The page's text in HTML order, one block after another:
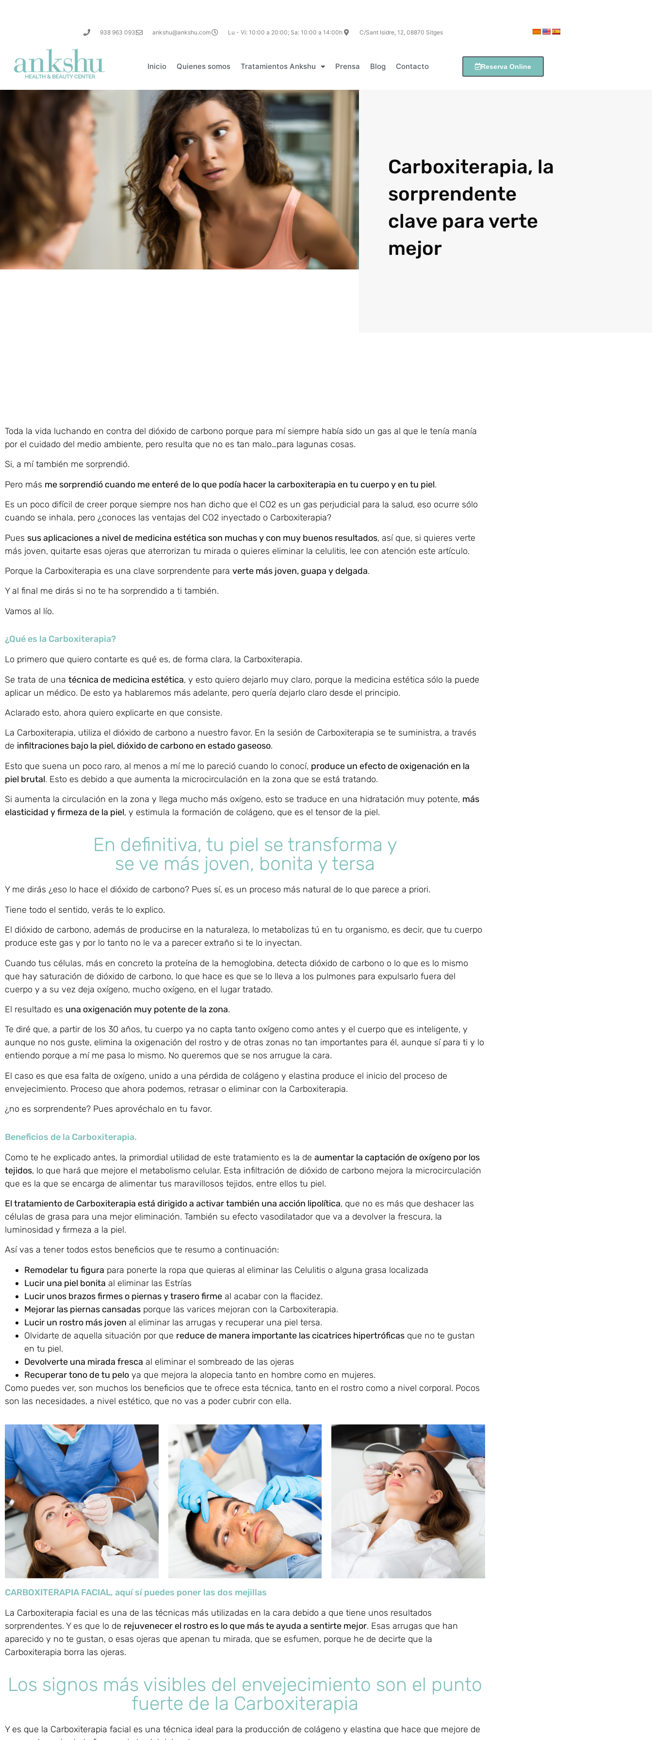
938 963 093 ankshu@ankshu.com Lu - Vi: 10:00 a 20:00; Sa: 10:00 a 14:00h C/Sant Isidre, 12, 08870 Sitges
Inicio Quienes somos Tratamientos Ankshu Prensa Blog Contacto Reserva Online
Carboxiterapia, la
sorprendente
clave para verte
mejor
Toda la vida luchando en contra del dióxido de carbono porque para mí siempre había sido un gas al que le tenía manía
por el cuidado del medio ambiente, pero resulta que no es tan malo…para lagunas cosas.
Si, a mí también me sorprendió.
Pero más me sorprendió cuando me enteré de lo que podía hacer la carboxiterapia en tu cuerpo y en tu piel.
Es un poco difícil de creer porque siempre nos han dicho que el CO2 es un gas perjudicial para la salud, eso ocurre sólo
cuando se inhala, pero ¿conoces las ventajas del CO2 inyectado o Carboxiterapia?
Pues sus aplicaciones a nivel de medicina estética son muchas y con muy buenos resultados, así que, si quieres verte
más joven, quitarte esas ojeras que aterrorizan tu mirada o quieres eliminar la celulitis, lee con atención este artículo.
Porque la Carboxiterapia es una clave sorprendente para verte más joven, guapa y delgada.
Y al final me dirás si no te ha sorprendido a ti también.
Vamos al lío.
¿Qué es la Carboxiterapia?
Lo primero que quiero contarte es qué es, de forma clara, la Carboxiterapia.
Se trata de una técnica de medicina estética, y esto quiero dejarlo muy claro, porque la medicina estética sólo la puede
aplicar un médico. De esto ya hablaremos más adelante, pero quería dejarlo claro desde el principio.
Aclarado esto, ahora quiero explicarte en que consiste.
La Carboxiterapia, utiliza el dióxido de carbono a nuestro favor. En la sesión de Carboxiterapia se te suministra, a través
de infiltraciones bajo la piel, dióxido de carbono en estado gaseoso.
Esto que suena un poco raro, al menos a mí me lo pareció cuando lo conocí, produce un efecto de oxigenación en la
piel brutal. Esto es debido a que aumenta la microcirculación en la zona que se está tratando.
Si aumenta la circulación en la zona y llega mucho más oxígeno, esto se traduce en una hidratación muy potente, más
elasticidad y firmeza de la piel, y estimula la formación de colágeno, que es el tensor de la piel.
En definitiva, tu piel se transforma y
se ve más joven, bonita y tersa
Y me dirás ¿eso lo hace el dióxido de carbono? Pues sí, es un proceso más natural de lo que parece a priori.
Tiene todo el sentido, verás te lo explico.
El dióxido de carbono, además de producirse en la naturaleza, lo metabolizas tú en tu organismo, es decir, que tu cuerpo
produce este gas y por lo tanto no le va a parecer extraño si te lo inyectan.
Cuando tus células, más en concreto la proteína de la hemoglobina, detecta dióxido de carbono o lo que es lo mismo
que hay saturación de dióxido de carbono, lo que hace es que se lo lleva a los pulmones para expulsarlo fuera del
cuerpo y a su vez deja oxígeno, mucho oxígeno, en el lugar tratado.
El resultado es una oxigenación muy potente de la zona.
Te diré que, a partir de los 30 años, tu cuerpo ya no capta tanto oxígeno como antes y el cuerpo que es inteligente, y
aunque no nos guste, elimina la oxigenación del rostro y de otras zonas no tan importantes para él, aunque sí para ti y lo
entiendo porque a mí me pasa lo mismo. No queremos que se nos arrugue la cara.
El caso es que esa falta de oxígeno, unido a una pérdida de colágeno y elastina produce el inicio del proceso de
envejecimiento. Proceso que ahora podemos, retrasar o eliminar con la Carboxiterapia.
¿no es sorprendente? Pues aprovéchalo en tu favor.
Beneficios de la Carboxiterapia.
Como te he explicado antes, la primordial utilidad de este tratamiento es la de aumentar la captación de oxígeno por los
tejidos, lo que hará que mejore el metabolismo celular. Esta infiltración de dióxido de carbono mejora la microcirculación
que es la que se encarga de alimentar tus maravillosos tejidos, entre ellos tu piel.
El tratamiento de Carboxiterapia está dirigido a activar también una acción lipolítica, que no es más que deshacer las
células de grasa para una mejor eliminación. También su efecto vasodilatador que va a devolver la frescura, la
luminosidad y firmeza a la piel.
Así vas a tener todos estos beneficios que te resumo a continuación:
Remodelar tu figura para ponerte la ropa que quieras al eliminar las Celulitis o alguna grasa localizada
Lucir una piel bonita al eliminar las Estrías
Lucir unos brazos firmes o piernas y trasero firme al acabar con la flacidez.
Mejorar las piernas cansadas porque las varices mejoran con la Carboxiterapia.
Lucir un rostro más joven al eliminar las arrugas y recuperar una piel tersa.
Olvidarte de aquella situación por que reduce de manera importante las cicatrices hipertróficas que no te gustan
en tu piel.
Devolverte una mirada fresca al eliminar el sombreado de las ojeras
Recuperar tono de tu pelo ya que mejora la alopecia tanto en hombre como en mujeres.
Como puedes ver, son muchos los beneficios que te ofrece esta técnica, tanto en el rostro como a nivel corporal. Pocos
son las necesidades, a nivel estético, que no vas a poder cubrir con ella.
CARBOXITERAPIA FACIAL, aquí sí puedes poner las dos mejillas
La Carboxiterapia facial es una de las técnicas más utilizadas en la cara debido a que tiene unos resultados
sorprendentes. Y es que lo de rejuvenecer el rostro es lo que más te ayuda a sentirte mejor. Esas arrugas que han
aparecido y no te gustan, o esas ojeras que apenan tu mirada, que se esfumen, porque he de decirte que la
Carboxiterapia borra las ojeras.
Los signos más visibles del envejecimiento son el punto
fuerte de la Carboxiterapia
Y es que la Carboxiterapia facial es una técnica ideal para la producción de colágeno y elastina que hace que mejore de